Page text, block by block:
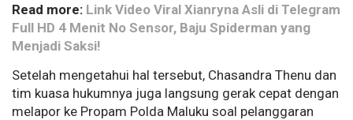
Read more: Link Video Viral Xianryna Asli di Telegram
Full HD 4 Menit No Sensor, Baju Spiderman yang
Menjadi Saksi!
Setelah mengetahui hal tersebut, Chasandra Thenu dan
tim kuasa hukumnya juga langsung gerak cepat dengan
melapor ke Propam Polda Maluku soal pelanggaran